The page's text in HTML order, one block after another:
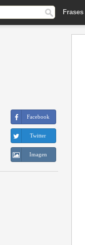
Frases
Facebook
Twitter
Imagen